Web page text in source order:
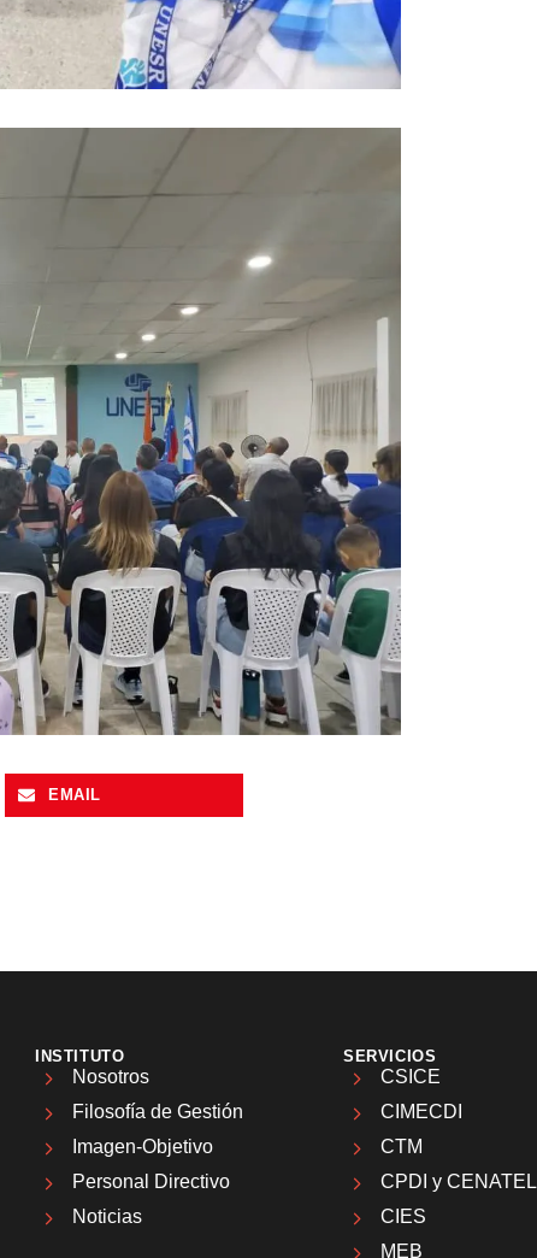
EMAIL
INSTITUTO
Nosotros
Filosofía de Gestión
Imagen-Objetivo
Personal Directivo
Noticias
SERVICIOS
CSICE
CIMECDI
CTM
CPDI y CENATEL
CIES
MEB